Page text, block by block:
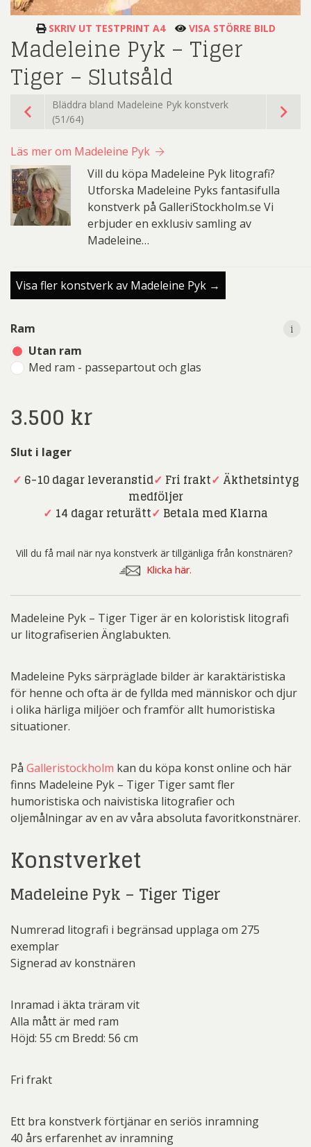
SKRIV UT TESTPRINT A4 VISA STÖRRE BILD
Madeleine Pyk – Tiger
Tiger – Slutsåld
Bläddra bland Madeleine Pyk konstverk
(51/64)
Läs mer om Madeleine Pyk
Vill du köpa Madeleine Pyk litografi?
Utforska Madeleine Pyks fantasifulla
konstverk på GalleriStockholm.se Vi
erbjuder en exklusiv samling av
Madeleine…
Visa fler konstverk av Madeleine Pyk →
Ram
Utan ram
Med ram - passepartout och glas
i
3.500 kr
Slut i lager
✓ 6-10 dagar leveranstid✓ Fri frakt✓ Äkthetsintyg
medföljer
✓ 14 dagar returätt✓ Betala med Klarna
Vill du få mail när nya konstverk är tillgänliga från konstnären?
Klicka här.
Madeleine Pyk – Tiger Tiger är en koloristisk litografi
ur litografiserien Änglabukten.
Madeleine Pyks särpräglade bilder är karaktäristiska
för henne och ofta är de fyllda med människor och djur
i olika härliga miljöer och framför allt humoristiska
situationer.
På Galleristockholm kan du köpa konst online och här
finns Madeleine Pyk – Tiger Tiger samt fler
humoristiska och naivistiska litografier och
oljemålningar av en av våra absoluta favoritkonstnärer.
Konstverket
Madeleine Pyk – Tiger Tiger
Numrerad litografi i begränsad upplaga om 275
exemplar
Signerad av konstnären
Inramad i äkta träram vit
Alla mått är med ram
Höjd: 55 cm Bredd: 56 cm
Fri frakt
Ett bra konstverk förtjänar en seriös inramning
40 års erfarenhet av inramning